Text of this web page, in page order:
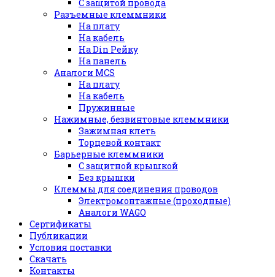
С защитой провода
Разъемные клеммники
На плату
На кабель
На Din Рейку
На панель
Аналоги MCS
На плату
На кабель
Пружинные
Нажимные, безвинтовые клеммники
Зажимная клеть
Торцевой контакт
Барьерные клеммники
С защитной крышкой
Без крышки
Клеммы для соединения проводов
Электромонтажные (проходные)
Аналоги WAGO
Сертификаты
Публикации
Условия поставки
Скачать
Контакты